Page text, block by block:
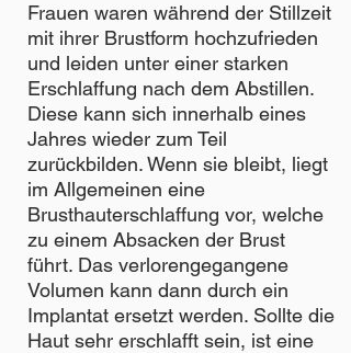
Frauen waren während der Stillzeit
mit ihrer Brustform hochzufrieden
und leiden unter einer starken
Erschlaffung nach dem Abstillen.
Diese kann sich innerhalb eines
Jahres wieder zum Teil
zurückbilden. Wenn sie bleibt, liegt
im Allgemeinen eine
Brusthauterschlaffung vor, welche
zu einem Absacken der Brust
führt. Das verlorengegangene
Volumen kann dann durch ein
Implantat ersetzt werden. Sollte die
Haut sehr erschlafft sein, ist eine